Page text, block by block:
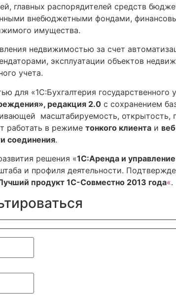
главных распорядителей средств
внебюджетными фондами,
имущества.
недвижимостью за счет
эксплуатации объектов
учета.
для «1С:Бухгалтерия
редакция 2.0 с сохранением
масштабируемость, открытость,
работать в режиме тонкого клиента и
соединения.
решения «1С:Аренда и
и профиля деятельности.
продукт 1С-Совместно 2013 года«.